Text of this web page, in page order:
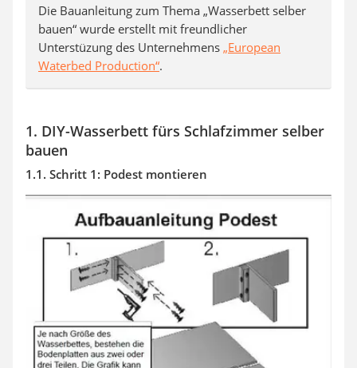
Die Bauanleitung zum Thema „Wasserbett selber
bauen“ wurde erstellt mit freundlicher
Unterstüzung des Unternehmens „European
Waterbed Production“.
1. DIY-Wasserbett fürs Schlafzimmer selber
bauen
1.1. Schritt 1: Podest montieren